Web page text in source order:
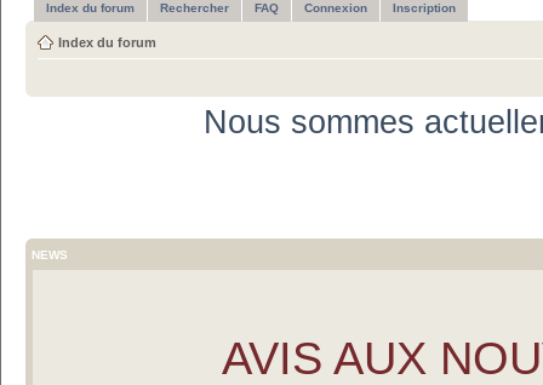
Index du forum Rechercher FAQ Connexion Inscription
Index du forum
Nous sommes
NEWS
AVIS AUX